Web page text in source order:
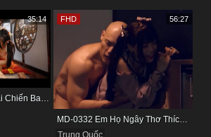
MDCM-0015 Natra Đại Chiến Ba Nữ Tiểu Yêu Và Màn Thu Phục Làm Nô Lệ Tình Dục
35:14
MD-0332 Em Họ Ngây Thơ Thích Tìm Hiểu Chuyện Tình Ái
Trung Quốc
FHD 56:27